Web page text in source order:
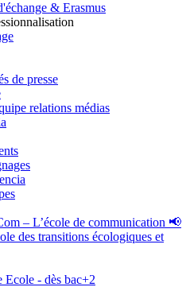
& Erasmus
de presse
relations médias
– L’école de communication 📢
des transitions écologiques et
Ecole - dès bac+2